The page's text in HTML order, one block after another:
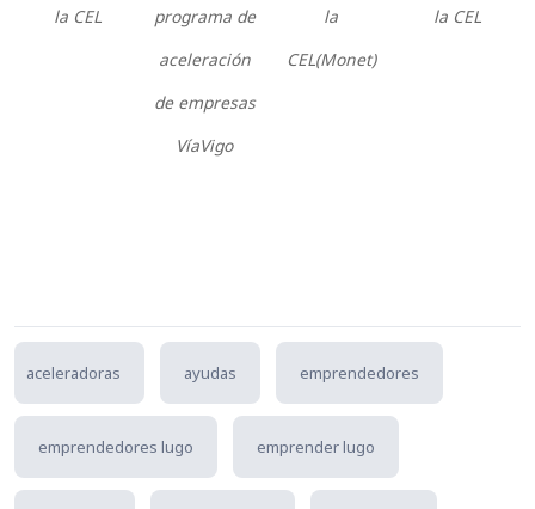
la CEL
programa de
aceleración
de empresas
VíaVigo
la
CEL(Monet)
la CEL
aceleradoras ayudas emprendedores
emprendedores lugo emprender lugo